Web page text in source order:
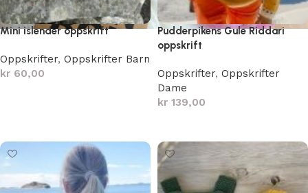
Mini islender oppskrift
Oppskrifter, Oppskrifter Barn
kr 60,00
Pudderpikens Gule Riddari
oppskrift
Oppskrifter, Oppskrifter
Dame
kr 139,00